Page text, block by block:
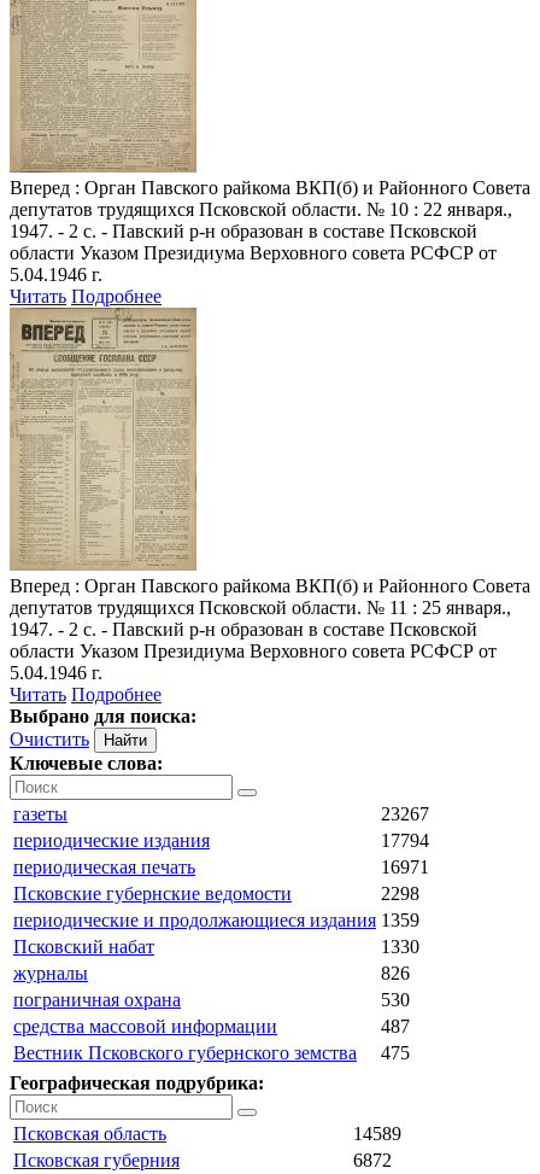
Вперед : Орган Павского райкома ВКП(б) и Районного Совета
депутатов трудящихся Псковской области. № 10 : 22 января.,
1947. - 2 с. - Павский р-н образован в составе Псковской
области Указом Президиума Верховного совета РСФСР от
5.04.1946 г.
Читать Подробнее
Вперед : Орган Павского райкома ВКП(б) и Районного Совета
депутатов трудящихся Псковской области. № 11 : 25 января.,
1947. - 2 с. - Павский р-н образован в составе Псковской
области Указом Президиума Верховного совета РСФСР от
5.04.1946 г.
Читать Подробнее
Выбрано для поиска:
Очистить
Ключевые слова:
газеты
23267
периодические издания
17794
периодическая печать
16971
Псковские губернские ведомости
2298
периодические и продолжающиеся издания 1359
Псковский набат
1330
журналы
826
пограничная охрана
530
средства массовой информации
487
Вестник Псковского губернского земства
475
Географическая подрубрика:
Псковская область
14589
Псковская губерния
6872